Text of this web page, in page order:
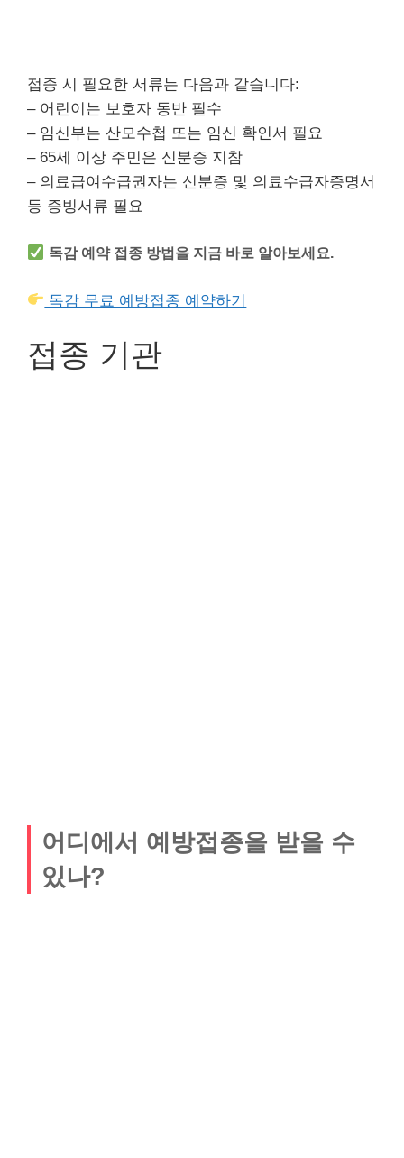
접종 시 필요한 서류는 다음과 같습니다:
– 어린이는 보호자 동반 필수
– 임신부는 산모수첩 또는 임신 확인서 필요
– 65세 이상 주민은 신분증 지참
– 의료급여수급권자는 신분증 및 의료수급자증명서
등 증빙서류 필요
독감 예약 접종 방법을 지금 바로 알아보세요.
독감 무료 예방접종 예약하기
접종 기관
어디에서 예방접종을 받을 수
있나?